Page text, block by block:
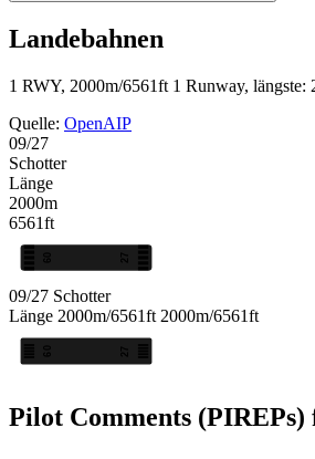
Landebahnen
1 RWY, 2000m/6561ft 1 Runway, längste:
Quelle: OpenAIP
09/27
Schotter
Länge
2000m
6561ft
27
09
09/27 Schotter
Länge 2000m/6561ft 2000m/6561ft
27
09
Pilot Comments